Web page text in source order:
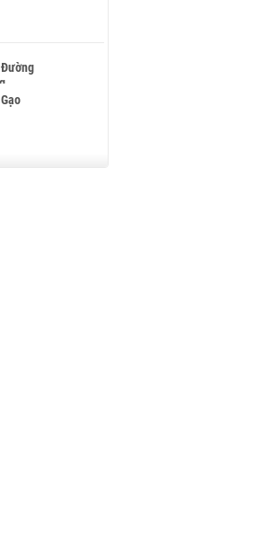
Đường
Gạo